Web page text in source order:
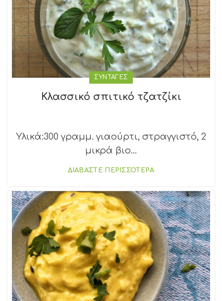
ΣΥΝΤΑΓΕΣ
Κλασσικό σπιτικό τζατζίκι
Υλικά:300 γραμμ. γιαούρτι, στραγγιστό, 2
μικρά βιο...
ΔΙΑΒΑΣΤΕ ΠΕΡΙΣΣΟΤΕΡΑ